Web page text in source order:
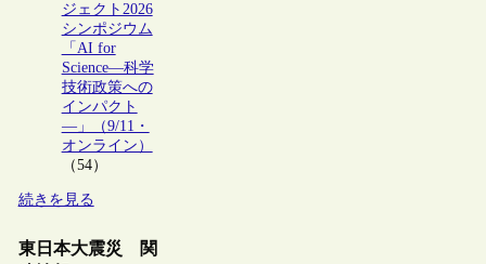
ジェクト2026
シンポジウム
「AI for
Science―科学
技術政策への
インパクト
―」（9/11・
オンライン）
（54）
続きを見る
東日本大震災 関